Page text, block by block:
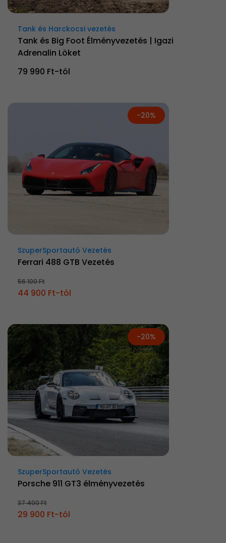
Tank és Harckocsi vezetés
Tank és Big Foot Élményvezetés | Igazi
Adrenalin Löket
79 990 Ft-tól
-20%
SzuperSportautó Vezetés
Ferrari 488 GTB Vezetés
56 100 Ft
44 900 Ft-tól
-20%
SzuperSportautó Vezetés
Porsche 911 GT3 élményvezetés
37 400 Ft
29 900 Ft-tól